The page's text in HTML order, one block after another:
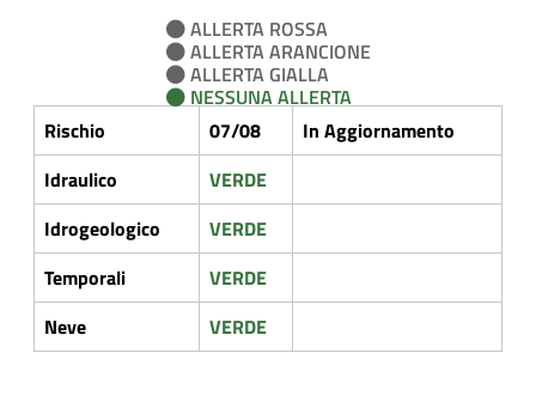
ALLERTA ROSSA
ALLERTA ARANCIONE
ALLERTA GIALLA
NESSUNA ALLERTA
Rischio
07/08
In Aggiornamento
Idraulico
VERDE
Idrogeologico
VERDE
Temporali
VERDE
Neve
VERDE